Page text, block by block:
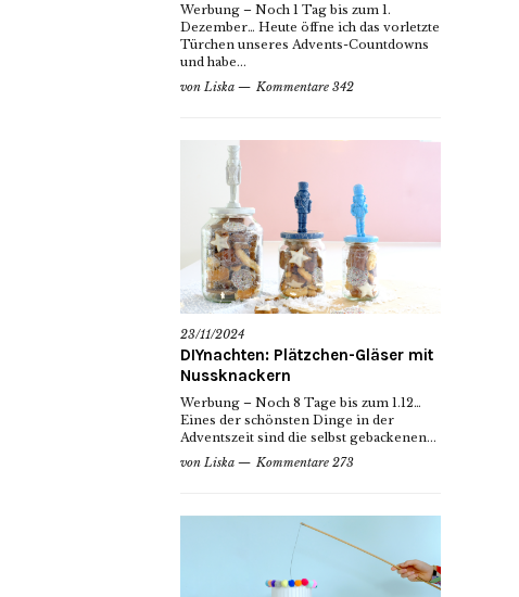
Werbung – Noch 1 Tag bis zum 1.
Dezember… Heute öffne ich das vorletzte
Türchen unseres Advents-Countdowns
und habe...
von Liska Kommentare 342
23/11/2024
DIYnachten: Plätzchen-Gläser mit
Nussknackern
Werbung – Noch 8 Tage bis zum 1.12…
Eines der schönsten Dinge in der
Adventszeit sind die selbst gebackenen...
von Liska Kommentare 273